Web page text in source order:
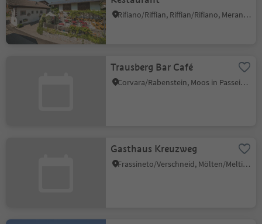
Rifiano/Riffian, Riffian/Rifiano, Meran/Merano and environs
Trausberg Bar Café
Corvara/Rabenstein, Moos in Passeier/Moso in Passiria, Meran/Merano and environs
Gasthaus Kreuzweg
Frassineto/Verschneid, Mölten/Meltina, Bolzano/Bozen and environs